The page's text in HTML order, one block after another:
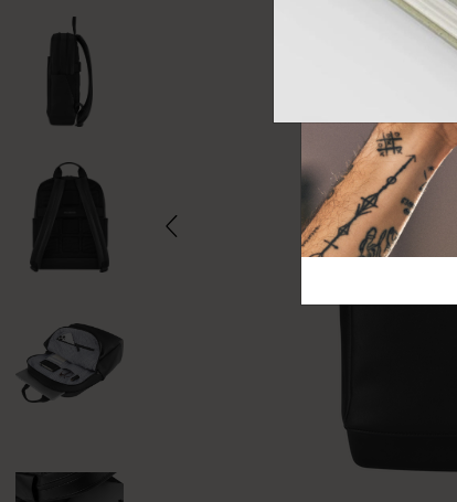
サブカテゴリ
サブカテゴリ